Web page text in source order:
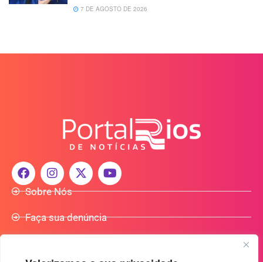
7 DE AGOSTO DE 2026
Sobre Nós
Faça sua denúncia